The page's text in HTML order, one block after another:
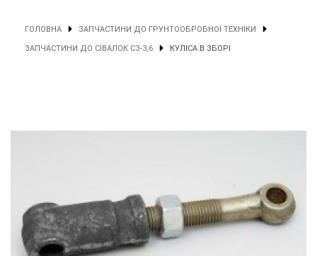
ГОЛОВНА ЗАПЧАСТИНИ ДО ГРУНТООБРОБНОЇ ТЕХНІКИ
ЗАПЧАСТИНИ ДО СІВАЛОК СЗ-3,6 КУЛІСА В ЗБОРІ